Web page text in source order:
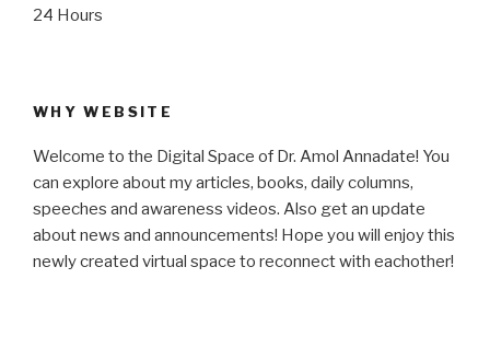
24 Hours
WHY WEBSITE
Welcome to the Digital Space of Dr. Amol Annadate! You
can explore about my articles, books, daily columns,
speeches and awareness videos. Also get an update
about news and announcements! Hope you will enjoy this
newly created virtual space to reconnect with eachother!